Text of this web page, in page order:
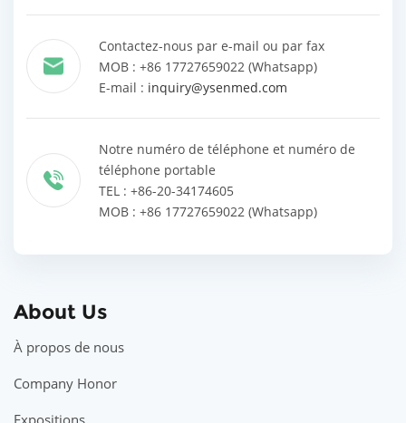
Contactez-nous par e-mail ou par fax
MOB : +86 17727659022 (Whatsapp)
E-mail : inquiry@ysenmed.com
Notre numéro de téléphone et numéro de
téléphone portable
TEL : +86-20-34174605
MOB : +86 17727659022 (Whatsapp)
About Us
À propos de nous
Company Honor
Expositions